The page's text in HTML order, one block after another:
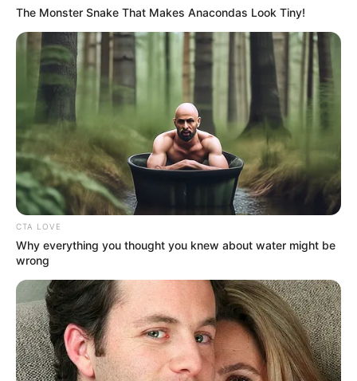
The Monster Snake That Makes Anacondas Look Tiny!
CTA LOVE
Why everything you thought you knew about water might be
wrong